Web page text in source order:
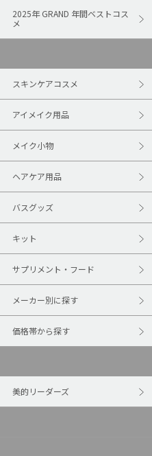
2025年 GRAND 年間ベストコス
メ
スキンケアコスメ
アイメイク用品
メイク小物
ヘアケア用品
バスグッズ
キット
サプリメント・フード
メーカー別に探す
価格帯から探す
美的リーダーズ